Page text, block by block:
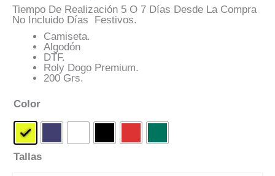
Tiempo De Realización 5 O 7 Días Desde La Compra
No Incluido Días Festivos.
Camiseta.
Algodón
DTF.
Roly Dogo Premium.
200 Grs.
Color
Tallas